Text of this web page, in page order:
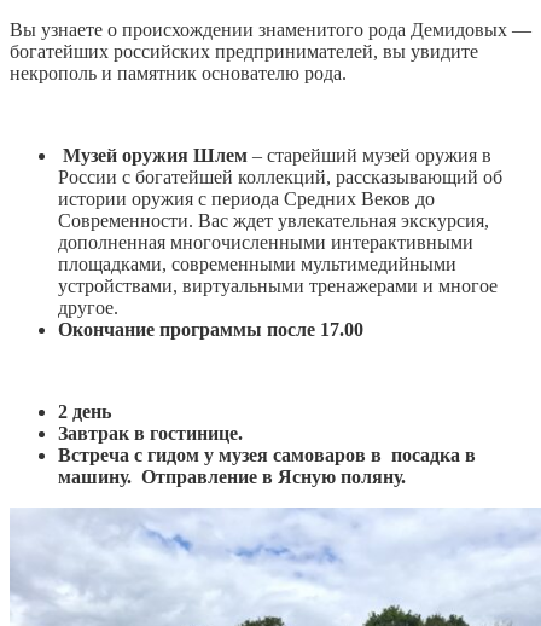
Вы узнаете о происхождении знаменитого рода Демидовых —
богатейших российских предпринимателей, вы увидите
некрополь и памятник основателю рода.
Музей оружия Шлем – старейший музей оружия в
России с богатейшей коллекций, рассказывающий об
истории оружия с периода Средних Веков до
Современности. Вас ждет увлекательная экскурсия,
дополненная многочисленными интерактивными
площадками, современными мультимедийными
устройствами, виртуальными тренажерами и многое
другое.
Окончание программы после 17.00
2 день
Завтрак в гостинице.
Встреча с гидом у музея самоваров в посадка в
машину. Отправление в Ясную поляну.